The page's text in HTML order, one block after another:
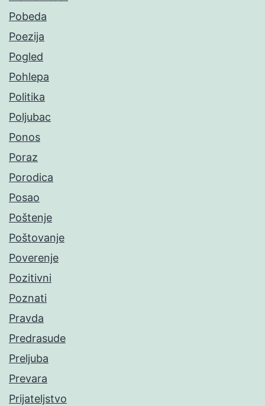
Pobeda
Poezija
Pogled
Pohlepa
Politika
Poljubac
Ponos
Poraz
Porodica
Posao
Poštenje
Poštovanje
Poverenje
Pozitivni
Poznati
Pravda
Predrasude
Preljuba
Prevara
Prijateljstvo